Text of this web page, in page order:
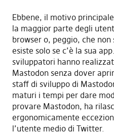
Ebbene, il motivo
la maggior parte degli
browser o, peggio, che
esiste solo se c’è la sua
sviluppatori hanno
Mastodon senza dover
staff di sviluppo di
maturi i tempi per dare
provare Mastodon, ha
ergonomicamente
l’utente medio di Twitter.